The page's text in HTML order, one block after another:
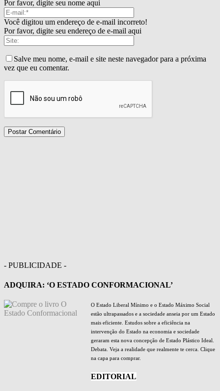
Por favor, digite seu nome aqui
Você digitou um endereço de e-mail incorreto!
Por favor, digite seu endereço de e-mail aqui
Salve meu nome, e-mail e site neste navegador para a próxima
vez que eu comentar.
- PUBLICIDADE -
ADQUIRA: ‘O ESTADO CONFORMACIONAL’
O Estado Liberal Mínimo e o Estado Máximo Social
estão ultrapassados e a sociedade anseia por um Estado
mais eficiente. Estudos sobre a eficiência na
intervenção do Estado na economia e sociedade
geraram esta nova concepção de Estado Plástico Ideal.
Debata. Veja a realidade que realmente te cerca. Clique
na capa para comprar.
EDITORIAL